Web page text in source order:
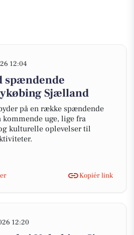
12:04
spændende
Sjælland
på en række spændende
uge, lige fra
kulturelle oplevelser til
Kopiér link
12:20